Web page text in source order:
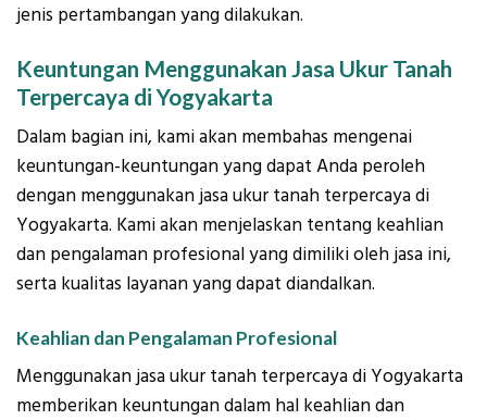
jenis pertambangan yang dilakukan.
Keuntungan Menggunakan Jasa Ukur Tanah
Terpercaya di Yogyakarta
Dalam bagian ini, kami akan membahas mengenai
keuntungan-keuntungan yang dapat Anda peroleh
dengan menggunakan jasa ukur tanah terpercaya di
Yogyakarta. Kami akan menjelaskan tentang keahlian
dan pengalaman profesional yang dimiliki oleh jasa ini,
serta kualitas layanan yang dapat diandalkan.
Keahlian dan Pengalaman Profesional
Menggunakan jasa ukur tanah terpercaya di Yogyakarta
memberikan keuntungan dalam hal keahlian dan